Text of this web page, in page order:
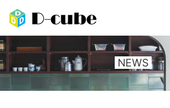
NEWS